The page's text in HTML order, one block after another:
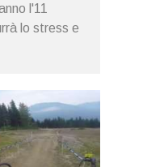
l'11
lo stress e